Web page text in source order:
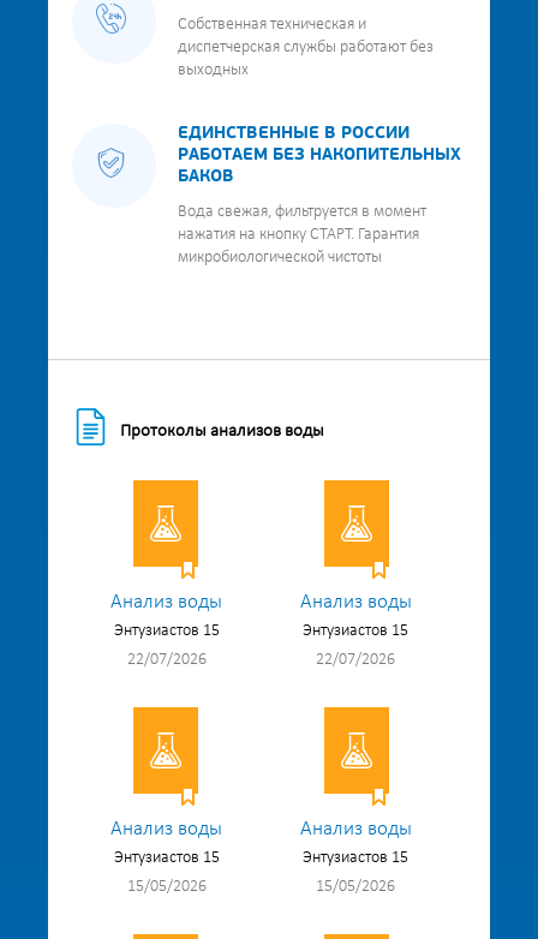
Собственная техническая и
диспетчерская службы работают без
выходных
ЕДИНСТВЕННЫЕ В РОССИИ
РАБОТАЕМ БЕЗ НАКОПИТЕЛЬНЫХ
БАКОВ
Вода свежая, фильтруется в момент
нажатия на кнопку СТАРТ. Гарантия
микробиологической чистоты
Протоколы анализов воды
Анализ воды
Энтузиастов 15
22/07/2026
Анализ воды
Энтузиастов 15
22/07/2026
Анализ воды
Энтузиастов 15
15/05/2026
Анализ воды
Энтузиастов 15
15/05/2026